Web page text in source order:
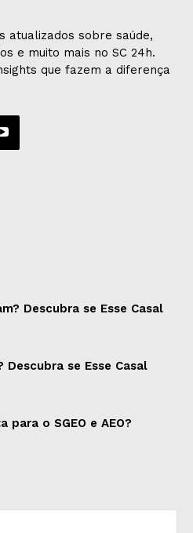
atualizados sobre saúde,
e muito mais no SC 24h.
que fazem a diferença
Descubra se Esse Casal
Descubra se Esse Casal
para o SGEO e AEO?